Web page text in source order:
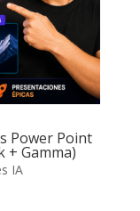
Power Point
+ Gamma)
IA